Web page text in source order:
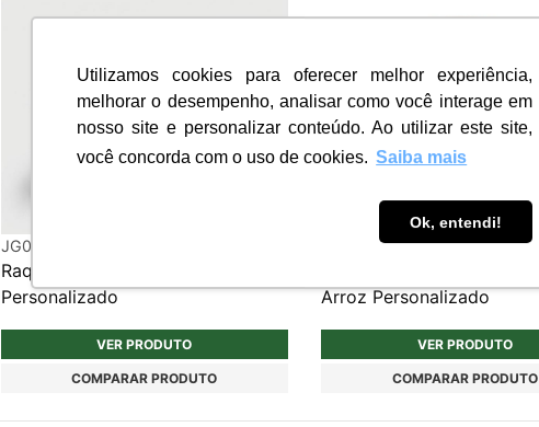
Utilizamos cookies para oferecer melhor experiência,
melhorar o desempenho, analisar como você interage em
nosso site e personalizar conteúdo. Ao utilizar este site,
você concorda com o uso de cookies. Saiba mais
Ok, entendi!
JG035
Raquetes de Praia em MDF
Personalizado
VER PRODUTO
COMPARAR PRODUTO
Arroz Personalizado
VER PRODUTO
COMPARAR PRODUTO